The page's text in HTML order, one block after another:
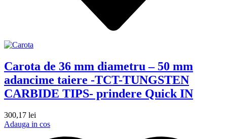
Carota de 36 mm diametru – 50 mm
adancime taiere -TCT-TUNGSTEN
CARBIDE TIPS- prindere Quick IN
300,17 lei
Adauga in cos